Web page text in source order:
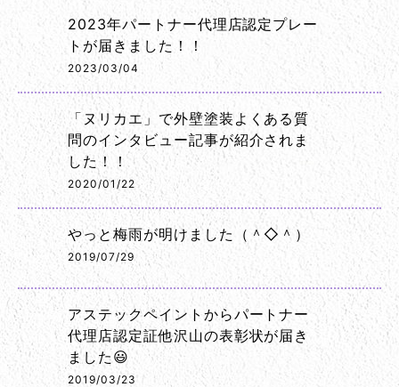
2023年パートナー代理店認定プレー
トが届きました！！
2023/03/04
「ヌリカエ」で外壁塗装よくある質
問のインタビュー記事が紹介されま
した！！
2020/01/22
やっと梅雨が明けました（＾◇＾）
2019/07/29
アステックペイントからパートナー
代理店認定証他沢山の表彰状が届き
ました😃
2019/03/23